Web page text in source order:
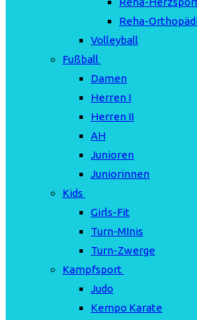
Reha-
Volleyball
Fußball
Damen
Herren I
Herren II
AH
Junioren
Juniorinnen
Kids
Girls-Fit
Turn-MInis
Turn-Zwerge
Kampfsport
Judo
Kempo Karate